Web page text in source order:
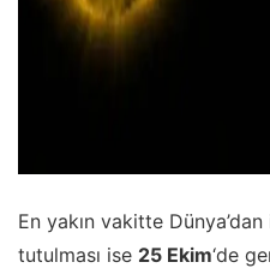
En yakın vakitte
tutulması ise 25 Ekim‘de